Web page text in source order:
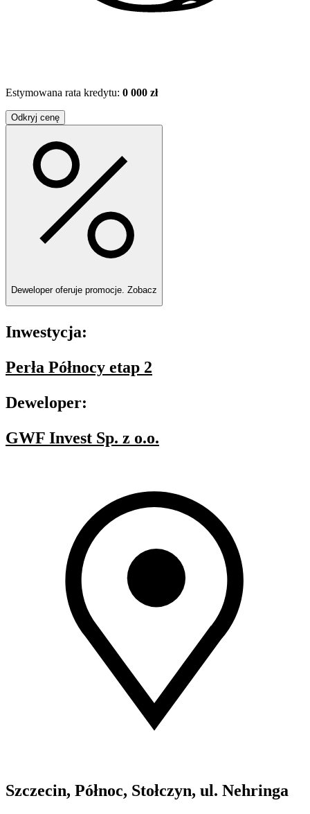
Estymowana rata kredytu: 0 000 zł
Odkryj cenę
Deweloper oferuje promocje. Zobacz
Inwestycja:
Perła Północy etap 2
Deweloper:
GWF Invest Sp. z o.o.
Szczecin, Północ, Stołczyn, ul. Nehringa